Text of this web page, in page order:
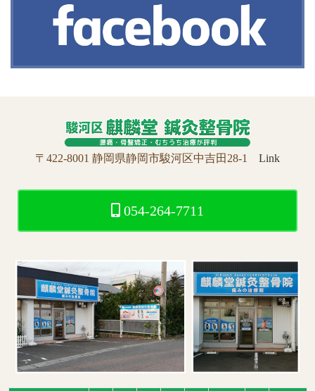
〒422-8001 静岡県静岡市駿河区中吉田28-1 Link
054-264-7711